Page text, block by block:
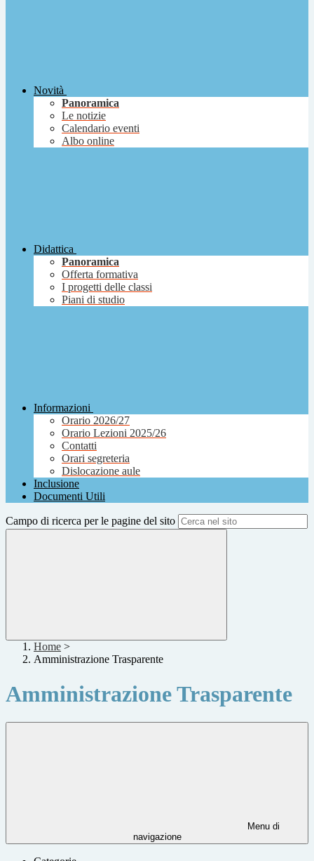
Novità
Panoramica
Le notizie
Calendario eventi
Albo online
Didattica
Panoramica
Offerta formativa
I progetti delle classi
Piani di studio
Informazioni
Orario 2026/27
Orario Lezioni 2025/26
Contatti
Orari segreteria
Dislocazione aule
Inclusione
Documenti Utili
Campo di ricerca per le pagine del sito
Home >
Amministrazione Trasparente
Amministrazione Trasparente
Menu di
navigazione